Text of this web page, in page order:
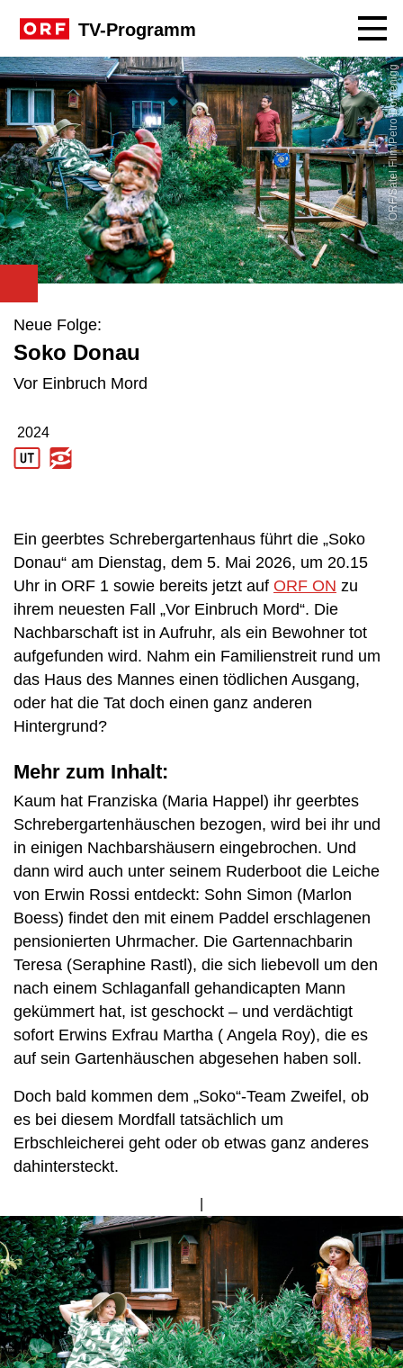
TV-Programm
ORF/Satel Film/Petro Domenigg
Neue Folge:
Soko Donau
Vor Einbruch Mord
Produktionsjahr: 2024
2024
Ein geerbtes Schrebergartenhaus führt die „Soko
Donau“ am Dienstag, dem 5. Mai 2026, um 20.15
Uhr in ORF 1 sowie bereits jetzt auf ORF ON zu
ihrem neuesten Fall „Vor Einbruch Mord“. Die
Nachbarschaft ist in Aufruhr, als ein Bewohner tot
aufgefunden wird. Nahm ein Familienstreit rund um
das Haus des Mannes einen tödlichen Ausgang,
oder hat die Tat doch einen ganz anderen
Hintergrund?
Mehr zum Inhalt:
Kaum hat Franziska (Maria Happel) ihr geerbtes
Schrebergartenhäuschen bezogen, wird bei ihr und
in einigen Nachbarshäusern eingebrochen. Und
dann wird auch unter seinem Ruderboot die Leiche
von Erwin Rossi entdeckt: Sohn Simon (Marlon
Boess) findet den mit einem Paddel erschlagenen
pensionierten Uhrmacher. Die Gartennachbarin
Teresa (Seraphine Rastl), die sich liebevoll um den
nach einem Schlaganfall gehandicapten Mann
gekümmert hat, ist geschockt – und verdächtigt
sofort Erwins Exfrau Martha ( Angela Roy), die es
auf sein Gartenhäuschen abgesehen haben soll.
Doch bald kommen dem „Soko“-Team Zweifel, ob
es bei diesem Mordfall tatsächlich um
Erbschleicherei geht oder ob etwas ganz anderes
dahintersteckt.
Bild